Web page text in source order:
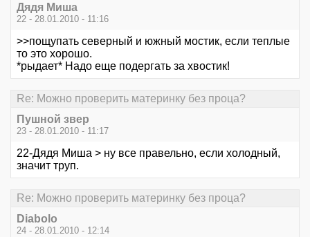
Дядя Миша
22 - 28.01.2010 - 11:16
>>пощупать северный и южный мостик, если теплые
то это хорошо.
*рыдает* Надо еще подергать за хвостик!
Re: Можно проверить материнку без проца?
Пушной звер
23 - 28.01.2010 - 11:17
22-Дядя Миша > ну все правельно, если холодный,
значит труп.
Re: Можно проверить материнку без проца?
Diabolo
24 - 28.01.2010 - 12:14